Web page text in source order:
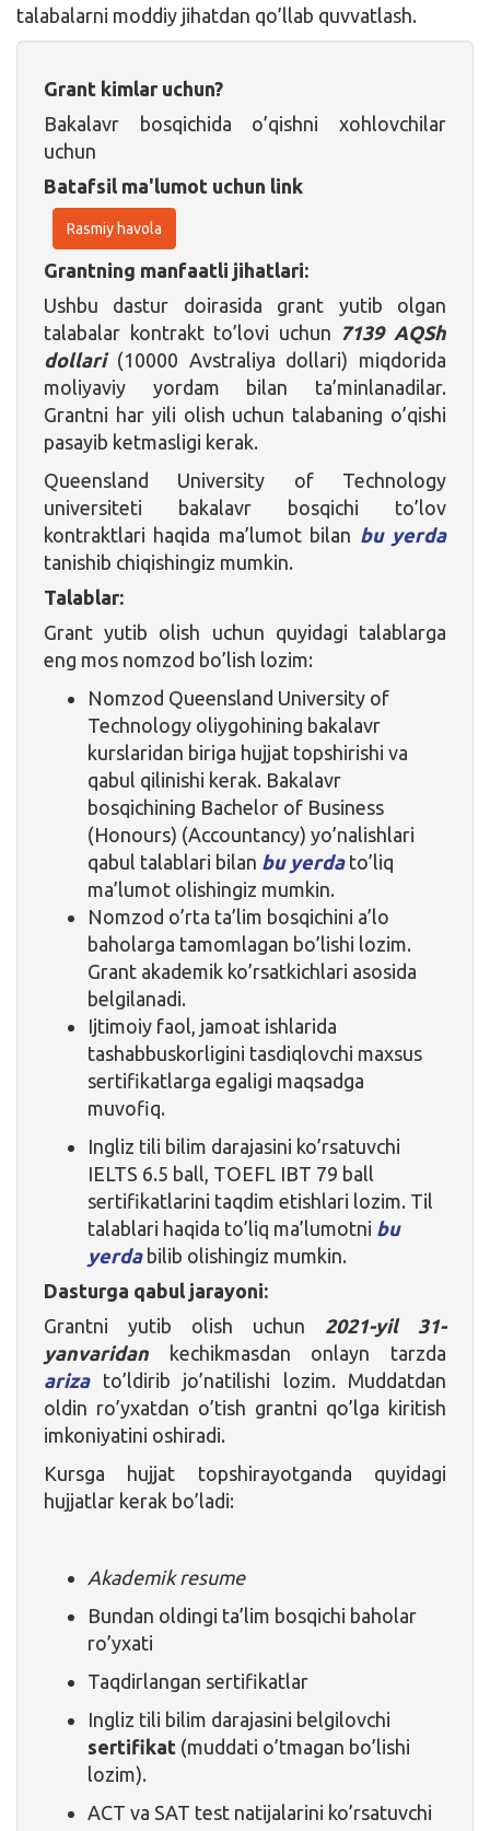
talabalarni moddiy jihatdan qo’llab quvvatlash.
Grant kimlar uchun?
Bakalavr bosqichida o’qishni xohlovchilar
uchun
Batafsil ma'lumot uchun link
Rasmiy havola
Grantning manfaatli jihatlari:
Ushbu dastur doirasida grant yutib olgan
talabalar kontrakt to’lovi uchun 7139 AQSh
dollari(10000 Avstraliya dollari) miqdorida
moliyaviy yordam bilan ta’minlanadilar.
Grantni har yili olish uchun talabaning o’qishi
pasayib ketmasligi kerak.
Queensland University of Technology
universiteti bakalavr bosqichi to’lov
kontraktlari haqida ma’lumot bilan bu yerda
tanishib chiqishingiz mumkin.
Talablar:
Grant yutib olish uchun quyidagi talablarga
eng mos nomzod bo’lish lozim:
Nomzod Queensland University of
Technology oliygohining bakalavr
kurslaridan biriga hujjat topshirishi va
qabul qilinishi kerak. Bakalavr
bosqichining Bachelor of Business
(Honours) (Accountancy) yo’nalishlari
qabul talablari bilan bu yerdato’liq
ma’lumot olishingiz mumkin.
Nomzod o’rta ta’lim bosqichini a’lo
baholarga tamomlagan bo’lishi lozim.
Grant akademik ko’rsatkichlari asosida
belgilanadi.
Ijtimoiy faol, jamoat ishlarida
tashabbuskorligini tasdiqlovchi maxsus
sertifikatlarga egaligi maqsadga
muvofiq.
Ingliz tili bilim darajasini ko’rsatuvchi
IELTS 6.5 ball, TOEFL IBT 79 ball
sertifikatlarini taqdim etishlari lozim. Til
talablari haqida to’liq ma’lumotni bu
yerda bilib olishingiz mumkin.
Dasturga qabul jarayoni:
Grantni yutib olish uchun 2021-yil 31-
yanvaridan kechikmasdan onlayn tarzda
arizato’ldirib jo’natilishi lozim. Muddatdan
oldin ro’yxatdan o’tish grantni qo’lga kiritish
imkoniyatini oshiradi.
Kursga hujjat topshirayotganda quyidagi
hujjatlar kerak bo’ladi:
Akademik resume
Bundan oldingi ta’lim bosqichi baholar
ro’yxati
Taqdirlangan sertifikatlar
Ingliz tili bilim darajasini belgilovchi
sertifikat (muddati o’tmagan bo’lishi
lozim).
ACT va SAT test natijalarini ko’rsatuvchi